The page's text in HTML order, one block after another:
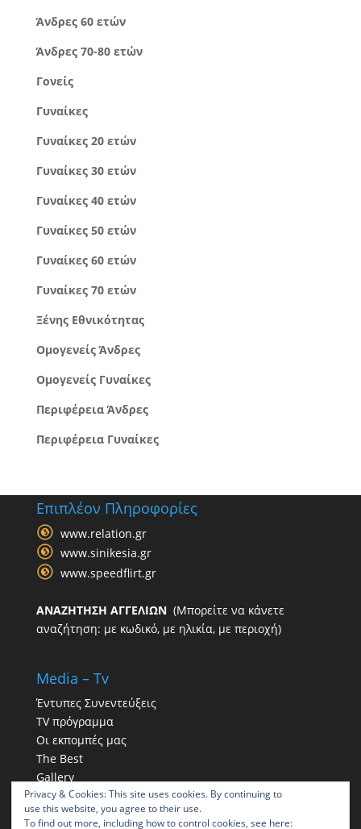
Άνδρες 60 ετών
Άνδρες 70-80 ετών
Γονείς
Γυναίκες
Γυναίκες 20 ετών
Γυναίκες 30 ετών
Γυναίκες 40 ετών
Γυναίκες 50 ετών
Γυναίκες 60 ετών
Γυναίκες 70 ετών
Ξένης Εθνικότητας
Ομογενείς Άνδρες
Ομογενείς Γυναίκες
Περιφέρεια Άνδρες
Περιφέρεια Γυναίκες
Επιπλέον Πληροφορίες
www.relation.gr
www.sinikesia.gr
www.speedflirt.gr
ΑΝΑΖΗΤΗΣΗ ΑΓΓΕΛΙΩΝ(Μπορείτε να κάνετε
αναζήτηση: με κωδικό, με ηλικία, με περιοχή)
Media – Tv
Έντυπες Συνεντεύξεις
TV πρόγραμμα
Οι εκπομπές μας
The Best
Gallery
Η παρουσία μας στα social
Privacy & Cookies: This site uses cookies. By continuing to
use this website, you agree to their use.
To find out more, including how to control cookies, see here: